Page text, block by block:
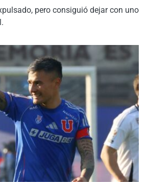
pero consiguió dejar con uno